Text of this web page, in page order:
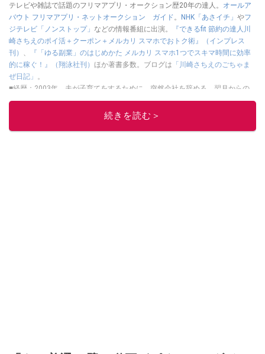
テレビや雑誌で話題のフリマアプリ・オークション歴20年の達人。 オールア
バウト フリマアプリ・ネットオークション ガイド 。 NHK「あさイチ」 やフ
ジテレビ「ノンストップ」 などの情報番組に出演。
『できるfit 節約の達人川
崎さちえのポイ活＋クーポン＋メルカリ スマホでおトク術』（インプレス
刊）
『「ゆる副業」のはじめかた メルカリ スマホ1つでスキマ時間に効率
的に稼ぐ！』（翔泳社刊） ほか著書多数。ブログは 「川崎さちえのごちゃま
ぜ日記」
。
■経歴：2003年、夫が子育てをするために、突然会社を辞める。翌月からの
給料が０円になり、家にいながら、しかも空いた時間でできるオークション
に目をつける。しかし、取引の仕方がわからずに、まずは落札者として参
続きを読む＞